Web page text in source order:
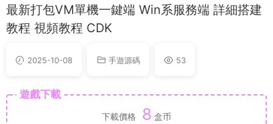
最新打包VM單機一鍵端 Win系服務端 詳細搭建
教程 視頻教程 CDK
2025-10-08 手遊源碼 53
遊戲下載
下載價格 8 盒币